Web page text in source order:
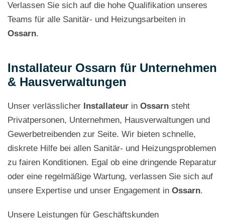
Verlassen Sie sich auf die hohe Qualifikation unseres
Teams für alle Sanitär- und Heizungsarbeiten in
Ossarn.
Installateur Ossarn für Unternehmen
& Hausverwaltungen
Unser verlässlicher Installateur in Ossarn steht
Privatpersonen, Unternehmen, Hausverwaltungen und
Gewerbetreibenden zur Seite. Wir bieten schnelle,
diskrete Hilfe bei allen Sanitär- und Heizungsproblemen
zu fairen Konditionen. Egal ob eine dringende Reparatur
oder eine regelmäßige Wartung, verlassen Sie sich auf
unsere Expertise und unser Engagement in Ossarn.
Unsere Leistungen für Geschäftskunden